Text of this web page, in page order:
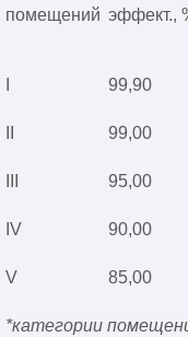
помещений эффект.,
99,90
99,00
95,00
IV 90,00
V 85,00
*категории